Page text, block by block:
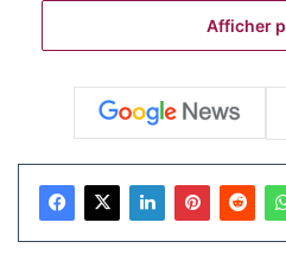
Une vidéo de déballage (vidéo
Weibo nous permet un
Afficher